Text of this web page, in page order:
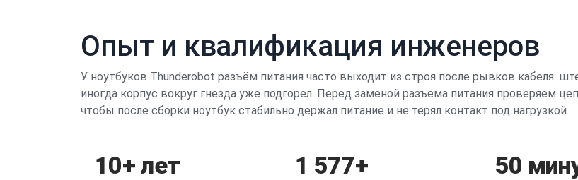
Опыт и квалификация инженеров
У ноутбуков Thunderobot разъём питания часто выходит из строя после рывков кабеля:
иногда корпус вокруг гнезда уже подгорел. Перед заменой разъема питания проверяем
чтобы после сборки ноутбук стабильно держал питание и не терял контакт под нагрузкой.
10+ лет 1 577+ 50